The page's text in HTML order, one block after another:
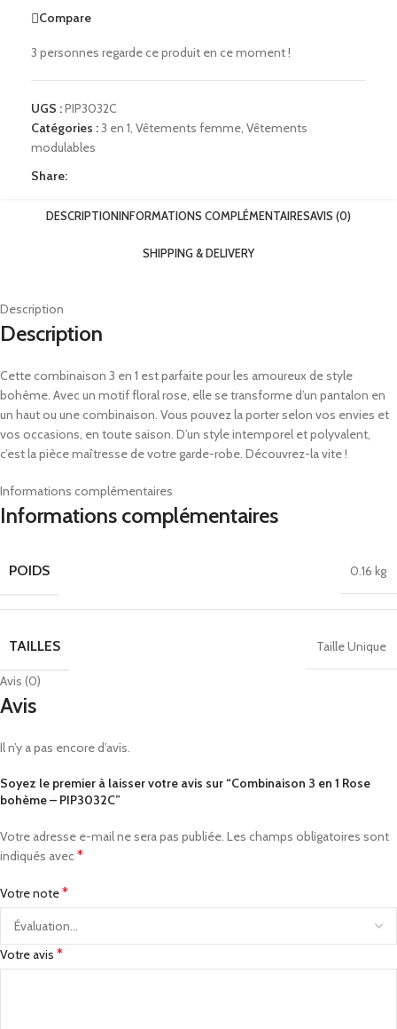
Compare
3 personnes regarde ce produit en ce moment !
UGS :PIP3032C
Catégories :3 en 1 Vêtements femme Vêtements
modulables
Share:
DESCRIPTIONINFORMATIONS COMPLÉMENTAIRESAVIS (0)
SHIPPING & DELIVERY
Description
Description
Cette combinaison 3 en 1 est parfaite pour les amoureux de style
bohème. Avec un motif floral rose, elle se transforme d’un pantalon en
un haut ou une combinaison. Vous pouvez la porter selon vos envies et
vos occasions, en toute saison. D’un style intemporel et polyvalent,
c’est la pièce maîtresse de votre garde-robe. Découvrez-la vite !
Informations complémentaires
Informations complémentaires
POIDS 0.16 kg
TAILLES Taille Unique
Avis (0)
Avis
Il n’y a pas encore d’avis.
Soyez le premier à laisser votre avis sur “Combinaison 3 en 1 Rose
bohème – PIP3032C”
Votre adresse e-mail ne sera pas publiée. Les champs obligatoires sont
indiqués avec *
Votre note*
Votre avis *